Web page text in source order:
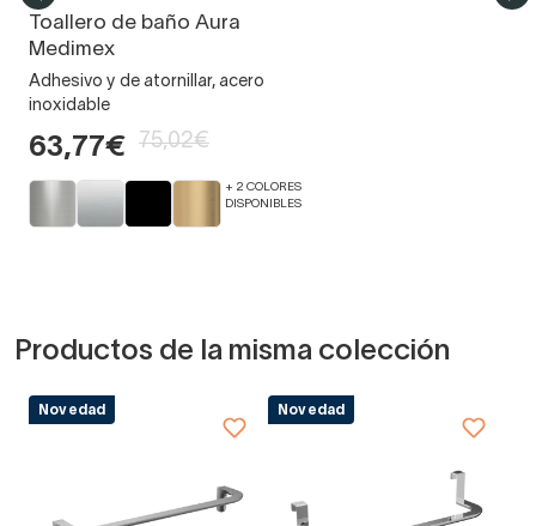
Toallero de baño Aura
Medimex
Adhesivo y de atornillar, acero
inoxidable
63,77€ 75,02€
+ 2 COLORES
DISPONIBLES
Productos de la misma colección
Novedad Novedad